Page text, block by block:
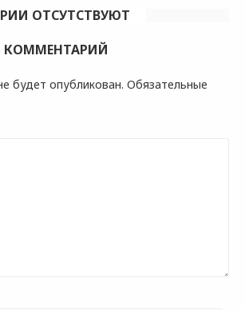
ОТСУТСТВУЮТ
КОММЕНТАРИЙ
будет опубликован. Обязательные